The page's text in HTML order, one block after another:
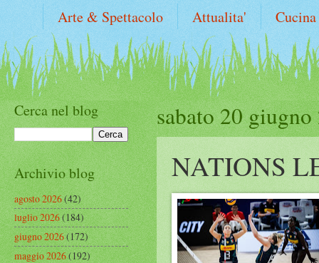
Arte & Spettacolo Attualita' Cucina
sabato 20 giugno
NATIONS
Cerca nel blog
Archivio blog
agosto 2026(42)
luglio 2026(184)
giugno 2026(172)
maggio 2026(192)